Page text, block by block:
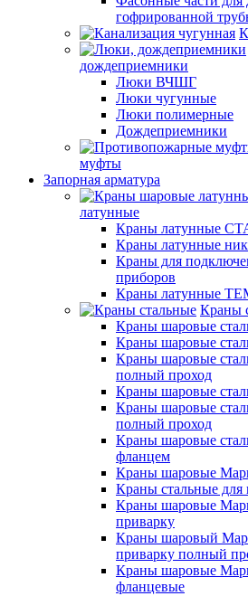
гофрированной
дождеприемники
Люки ВЧШГ
Люки чугунные
Люки полимерные
Дождеприемники
муфты
Запорная арматура
латунные
Краны латунные
Краны латунные
Краны для
приборов
Краны латунные
Краны
Краны шаровые
Краны шаровые
Краны шаровые
полный проход
Краны шаровые
Краны шаровые
полный проход
Краны шаровые
фланцем
Краны шаровые
Краны стальные
Краны шаровые
приварку
Краны шаровый
приварку полный
Краны шаровые
фланцевые